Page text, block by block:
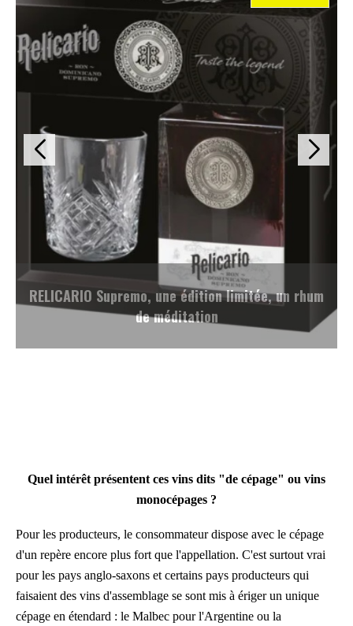
Akashi, whisky japonais en coffret – avec 2 coupes
en grès
Quel intérêt présentent ces vins dits "de cépage" ou vins
monocépages ?
Pour les producteurs, le consommateur dispose avec le cépage
d'un repère encore plus fort que l'appellation. C'est surtout vrai
pour les pays anglo-saxons et certains pays producteurs qui
faisaient des vins d'assemblage se sont mis à ériger un unique
cépage en étendard : le Malbec pour l'Argentine ou la